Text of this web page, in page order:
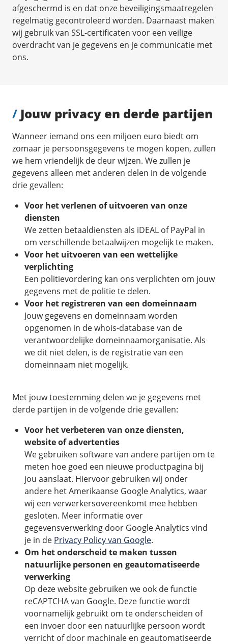
afgeschermd is en dat onze beveiligingsmaatregelen
regelmatig gecontroleerd worden. Daarnaast maken
wij gebruik van SSL-certificaten voor een veilige
overdracht van je gegevens en je communicatie met
ons.
/ Jouw privacy en derde partijen
Wanneer iemand ons een miljoen euro biedt om
zomaar je persoonsgegevens te mogen kopen, zullen
we hem vriendelijk de deur wijzen. We zullen je
gegevens alleen met anderen delen in de volgende
drie gevallen:
Voor het verlenen of uitvoeren van onze
diensten
We zetten betaaldiensten als iDEAL of PayPal in
om verschillende betaalwijzen mogelijk te maken.
Voor het uitvoeren van een wettelijke
verplichting
Een politievordering kan ons verplichten om jouw
gegevens met de politie te delen.
Voor het registreren van een domeinnaam
Jouw gegevens en domeinnaam worden
opgenomen in de whois-database van de
verantwoordelijke domeinnaamorganisatie. Als
we dit niet delen, is de registratie van een
domeinnaam niet mogelijk.
Met jouw toestemming delen we je gegevens met
derde partijen in de volgende drie gevallen:
Voor het verbeteren van onze diensten,
website of advertenties
We gebruiken software van andere partijen om te
meten hoe goed een nieuwe productpagina bij
jou aanslaat. Hiervoor gebruiken wij onder
andere het Amerikaanse Google Analytics, waar
wij een verwerkersovereenkomt mee hebben
gesloten. Meer informatie over
gegevensverwerking door Google Analytics vind
je in de Privacy Policy van Google.
Om het onderscheid te maken tussen
natuurlijke personen en geautomatiseerde
verwerking
Op deze website gebruiken we ook de functie
reCAPTCHA van Google. Deze functie wordt
voornamelijk gebruikt om te onderscheiden of
een invoer door een natuurlijke persoon wordt
verricht of door machinale en geautomatiseerde